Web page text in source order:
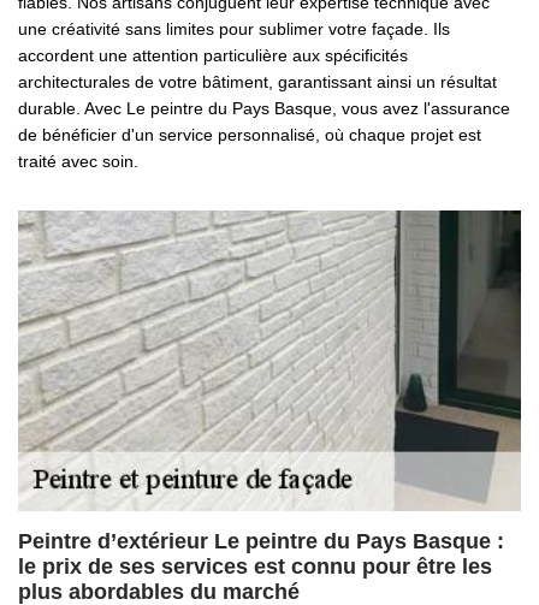
une créativité sans limites pour sublimer votre façade. Ils
accordent une attention particulière aux spécificités
architecturales de votre bâtiment, garantissant ainsi un résultat
durable. Avec Le peintre du Pays Basque, vous avez l'assurance
de bénéficier d'un service personnalisé, où chaque projet est
traité avec soin.
Peintre d’extérieur Le peintre du Pays Basque :
le prix de ses services est connu pour être les
plus abordables du marché